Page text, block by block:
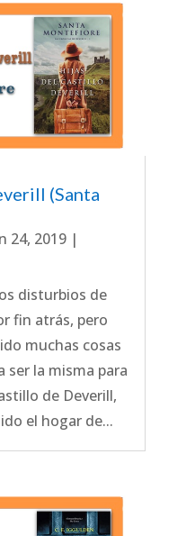
(Santa
24, 2019|
disturbios de
fin atrás, pero
muchas cosas
ser la misma para
de Deverill,
el hogar de...